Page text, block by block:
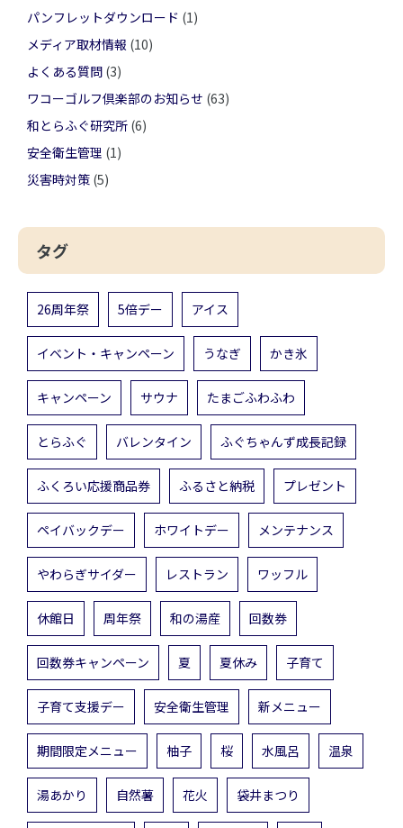
パンフレットダウンロード (1)
メディア取材情報 (10)
よくある質問 (3)
ワコーゴルフ倶楽部のお知らせ (63)
和とらふぐ研究所 (6)
安全衛生管理 (1)
災害時対策 (5)
タグ
26周年祭 5倍デー アイス
イベント・キャンペーン うなぎ かき氷
キャンペーン サウナ たまごふわふわ
とらふぐ バレンタイン ふぐちゃんず成長記録
ふくろい応援商品券 ふるさと納税 プレゼント
ペイバックデー ホワイトデー メンテナンス
やわらぎサイダー レストラン ワッフル
休館日 周年祭 和の湯産 回数券
回数券キャンペーン 夏 夏休み 子育て
子育て支援デー 安全衛生管理 新メニュー
期間限定メニュー 柚子 桜 水風呂 温泉
湯あかり 自然薯 花火 袋井まつり